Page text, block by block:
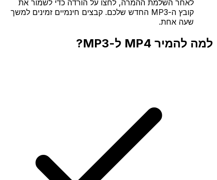
לאחר השלמת ההמרה, לחצו על הורדה כדי לשמור את
קובץ ה-MP3 החדש שלכם. קבצים חינמיים זמינים למשך
שעה אחת.
למה להמיר MP4 ל-MP3?